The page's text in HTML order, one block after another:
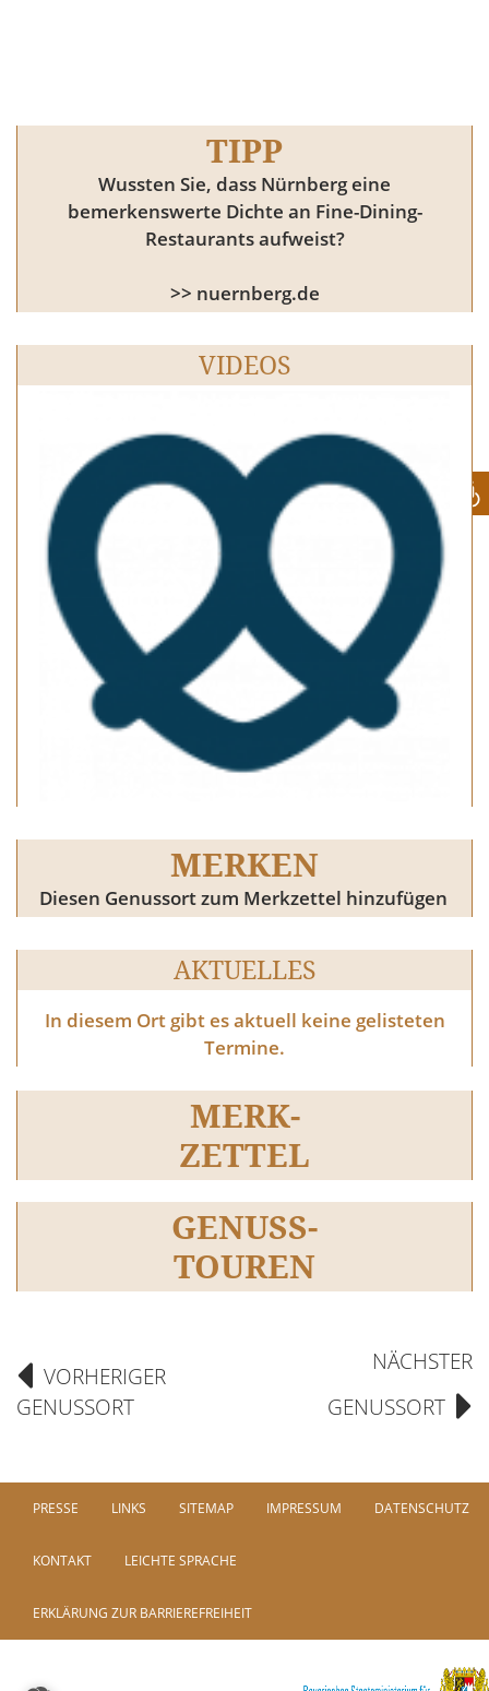
TIPP
Wussten Sie, dass Nürnberg eine
bemerkenswerte Dichte an Fine-Dining-
Restaurants aufweist?
>> nuernberg.de
VIDEOS
MERKEN
Diesen Genussort zum Merkzettel hinzufügen
AKTUELLES
In diesem Ort gibt es aktuell keine gelisteten
Termine.
MERK-
ZETTEL
GENUSS-
TOUREN
VORHERIGER
GENUSSORT
NÄCHSTER
GENUSSORT
PRESSE LINKS SITEMAP IMPRESSUM DATENSCHUTZ
KONTAKT LEICHTE SPRACHE
ERKLÄRUNG ZUR BARRIEREFREIHEIT